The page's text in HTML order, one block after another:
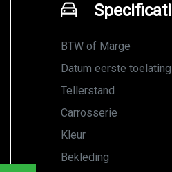
BTW of Marge
Datum eerste
Tellerstand
Carrosserie
Kleur
Bekleding